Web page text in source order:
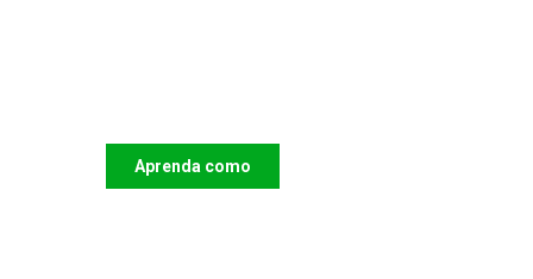
Aprenda como